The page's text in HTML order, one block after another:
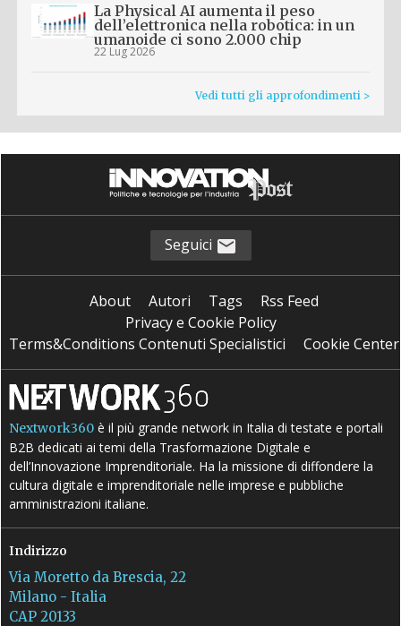
La Physical AI aumenta il peso
dell’elettronica nella robotica: in un
umanoide ci sono 2.000 chip
22 Lug 2026
Vedi tutti gli approfondimenti >
Seguici
About Autori Tags
Rss Feed
Privacy e Cookie Policy
Terms&Conditions Contenuti Specialistici
Cookie Center
Nextwork360 è il più grande network in Italia di testate e portali
B2B dedicati ai temi della Trasformazione Digitale e
dell’Innovazione Imprenditoriale. Ha la missione di diffondere la
cultura digitale e imprenditoriale nelle imprese e pubbliche
amministrazioni italiane.
Indirizzo
Via Moretto da Brescia, 22
Milano - Italia
CAP 20133